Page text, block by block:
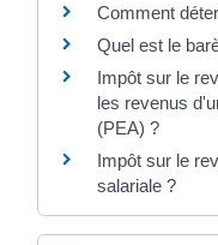
Comment
Quel est le
Impôt sur le
les revenus
(PEA) ?
Impôt sur le
salariale ?